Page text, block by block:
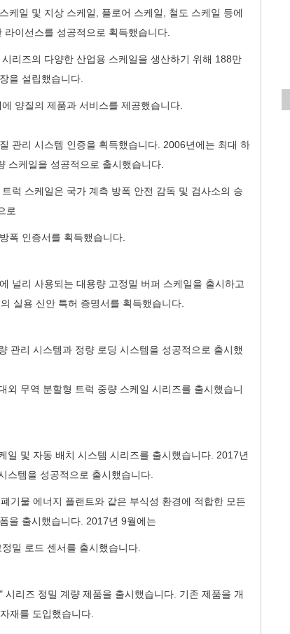
케일 및 지상 스케일, 플로어 스케일, 철도 스케일 등에
이선스를 성공적으로 획득했습니다.
리즈의 다양한 산업용 스케일을 생산하기 위해 188만
을 설립했습니다.
양질의 제품과 서비스를 제공했습니다.
관리 시스템 인증을 획득했습니다. 2006년에는 최대 하
스케일을 성공적으로 출시했습니다.
럭 스케일은 국가 계측 방폭 안전 감독 및 검사소의 승
로
폭 인증서를 획득했습니다.
널리 사용되는 대용량 고정밀 버퍼 스케일을 출시하고
실용 신안 특허 증명서를 획득했습니다.
관리 시스템과 정량 로딩 시스템을 성공적으로 출시했
외 무역 분할형 트럭 중량 스케일 시리즈를 출시했습니
일 및 자동 배치 시스템 시리즈를 출시했습니다. 2017년
스템을 성공적으로 출시했습니다.
기물 에너지 플랜트와 같은 부식성 환경에 적합한 모든
을 출시했습니다. 2017년 9월에는
밀 로드 센서를 출시했습니다.
시리즈 정밀 계량 제품을 출시했습니다. 기존 제품을 개
재를 도입했습니다.